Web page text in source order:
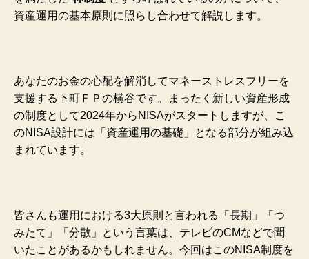
資産運用の基本原則に照らし合わせて解説します。
あなたのお金の心配を解消してマネーストレスフリーを
支援する下町ＦＰの横谷です。まったく新しい資産形成
の制度として2024年からNISAがスタートしますが、こ
のNISA設計には「資産運用の基礎」となる部分が組み込
まれています。
皆さんも運用における3大原則と言われる「長期」「つ
みたて」「分散」という言葉は、テレビのCMなどで聞
いたことがあるかもしれません。今回はこのNISA制度を